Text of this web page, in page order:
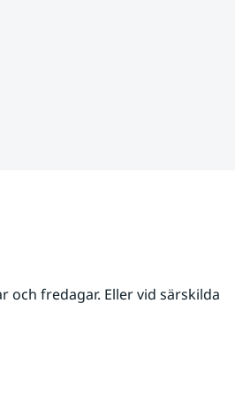
och fredagar. Eller vid särskilda